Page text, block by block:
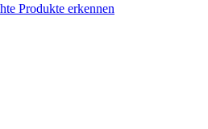
Produkte erkennen